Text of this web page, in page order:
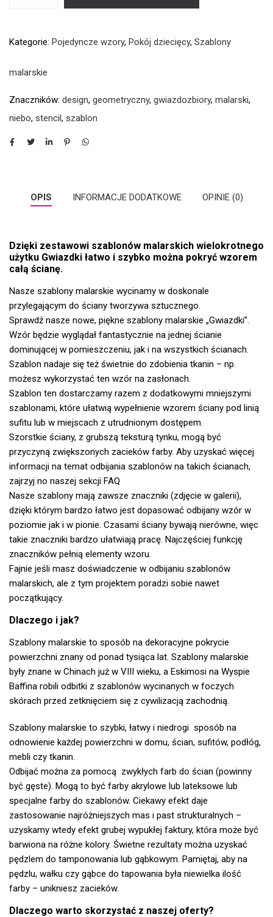
Kategorie: Pojedyncze wzory, Pokój dziecięcy, Szablony
malarskie
Znaczników: design, geometryczny, gwiazdozbiory, malarski,
niebo, stencil, szablon
OPIS INFORMACJE DODATKOWE OPINIE (0)
Dzięki zestawowi szablonów malarskich wielokrotnego
użytku Gwiazdki łatwo i szybko można pokryć wzorem
całą ścianę.
Nasze szablony malarskie wycinamy w doskonale
przylegającym do ściany tworzywa sztucznego.
Sprawdź nasze nowe, piękne szablony malarskie „Gwiazdki”.
Wzór będzie wyglądał fantastycznie na jednej ścianie
dominującej w pomieszczeniu, jak i na wszystkich ścianach.
Szablon nadaje się też świetnie do zdobienia tkanin – np.
możesz wykorzystać ten wzór na zasłonach.
Szablon ten dostarczamy razem z dodatkowymi mniejszymi
szablonami, które ułatwią wypełnienie wzorem ściany pod linią
sufitu lub w miejscach z utrudnionym dostępem.
Szorstkie ściany, z grubszą teksturą tynku, mogą być
przyczyną zwiększonych zacieków farby. Aby uzyskać więcej
informacji na temat odbijania szablonów na takich ścianach,
zajrzyj no naszej sekcji FAQ
Nasze szablony mają zawsze znaczniki (zdjęcie w galerii),
dzięki którym bardzo łatwo jest dopasować odbijany wzór w
poziomie jak i w pionie. Czasami ściany bywają nierówne, więc
takie znaczniki bardzo ułatwiają pracę. Najczęściej funkcję
znaczników pełnią elementy wzoru.
Fajnie jeśli masz doświadczenie w odbijaniu szablonów
malarskich, ale z tym projektem poradzi sobie nawet
początkujący.
Dlaczego i jak?
Szablony malarskie to sposób na dekoracyjne pokrycie
powierzchni znany od ponad tysiąca lat. Szablony malarskie
były znane w Chinach już w VIII wieku, a Eskimosi na Wyspie
Baffina robili odbitki z szablonów wycinanych w foczych
skórach przed zetknięciem się z cywilizacją zachodnią.
Szablony malarskie to szybki, łatwy i niedrogi sposób na
odnowienie każdej powierzchni w domu, ścian, sufitów, podłóg,
mebli czy tkanin.
Odbijać można za pomocą zwykłych farb do ścian (powinny
być gęste). Mogą to być farby akrylowe lub lateksowe lub
specjalne farby do szablonów. Ciekawy efekt daje
zastosowanie najróżniejszych mas i past strukturalnych –
uzyskamy wtedy efekt grubej wypukłej faktury, która może być
barwiona na różne kolory. Świetne rezultaty można uzyskać
pędzlem do tamponowania lub gąbkowym. Pamiętaj, aby na
pędzlu, wałku czy gąbce do tapowania była niewielka ilość
farby – unikniesz zacieków.
Dlaczego warto skorzystać z naszej oferty?